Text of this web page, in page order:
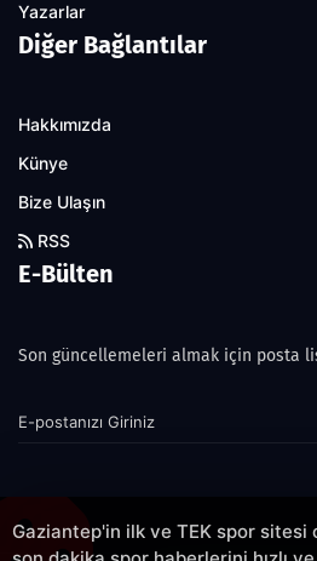
Yazarlar
Diğer Bağlantılar
Hakkımızda
Künye
Bize Ulaşın
RSS
E-Bülten
Son güncellemeleri almak için posta
Gaziantep'in ilk ve TEK spor sitesi